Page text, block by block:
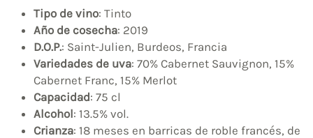
Tipo de vino: Tinto
Año de cosecha: 2019
D.O.P.: Saint-Julien, Burdeos, Francia
Variedades de uva: 70% Cabernet Sauvignon, 15%
Cabernet Franc, 15% Merlot
Capacidad: 75 cl
Alcohol: 13.5% vol.
Crianza: 18 meses en barricas de roble francés, de